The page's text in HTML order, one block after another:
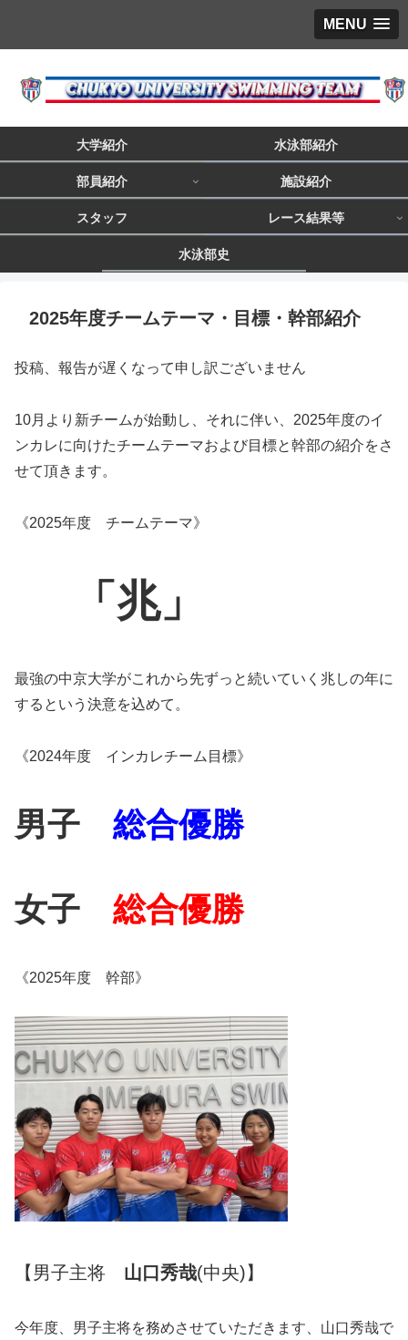
MENU
大学紹介 水泳部紹介
部員紹介 施設紹介
スタッフ レース結果等
水泳部史
2025年度チームテーマ・目標・幹部紹介
投稿、報告が遅くなって申し訳ございません
10月より新チームが始動し、それに伴い、2025年度のイ
ンカレに向けたチームテーマおよび目標と幹部の紹介をさ
せて頂きます。
《2025年度 チームテーマ》
「兆」
最強の中京大学がこれから先ずっと続いていく兆しの年に
するという決意を込めて。
《2024年度 インカレチーム目標》
男子 総合優勝
女子 総合優勝
《2025年度 幹部》
【男子主将 山口秀哉(中央)】
今年度、男子主将を務めさせていただきます、山口秀哉で